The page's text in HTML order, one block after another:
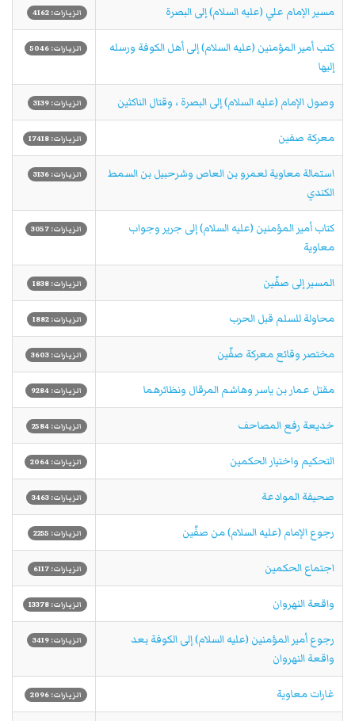
مسير الإمام علي (عليه السلام) إلى البصرة الزيارات: 4162
كتب أمير المؤمنين (عليه السلام) إلى أهل الكوفة ورسله
إليها
الزيارات: 5046
وصول الإمام (عليه السلام) إلى البصرة ، وقتال الناكثين الزيارات: 3139
معركة صفين الزيارات: 17418
استمالة معاوية لعمرو بن العاص وشرحبيل بن السمط
الكندي
الزيارات: 3136
كتاب أمير المؤمنين (عليه السلام) إلى جرير وجواب
معاوية
الزيارات: 3057
المسير إلى صفّين الزيارات: 1838
محاولة للسلم قبل الحرب الزيارات: 1882
مختصر وقائع معركة صفّين الزيارات: 3603
مقتل عمار بن ياسر وهاشم المرقال ونظائرهما الزيارات: 9284
خديعة رفع المصاحف الزيارات: 2584
التحكيم واختيار الحكمين الزيارات: 2064
صحيفة الموادعة الزيارات: 3463
رجوع الإمام (عليه السلام) من صفّين الزيارات: 2255
اجتماع الحكمين الزيارات: 6117
واقعة النهروان الزيارات: 13378
رجوع أمير المؤمنين (عليه السلام) إلى الكوفة بعد
واقعة النهروان
الزيارات: 3419
غارات معاوية الزيارات: 2096